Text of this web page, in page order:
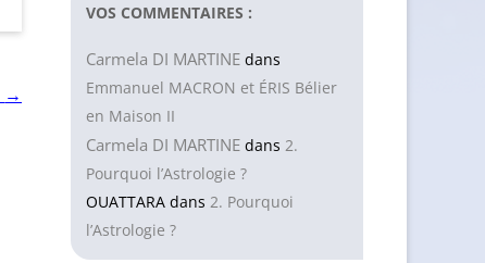
→
VOS COMMENTAIRES :
Carmela DI MARTINE dans
Emmanuel MACRON et ÉRIS Bélier
en Maison II
Carmela DI MARTINE dans 2.
Pourquoi l’Astrologie ?
OUATTARA dans 2. Pourquoi
l’Astrologie ?